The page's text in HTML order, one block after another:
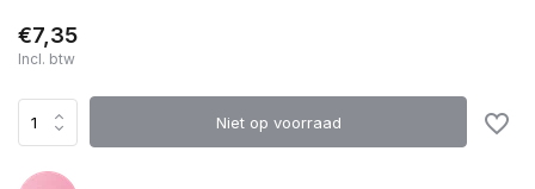
€7,35
Incl. btw
Niet op voorraad